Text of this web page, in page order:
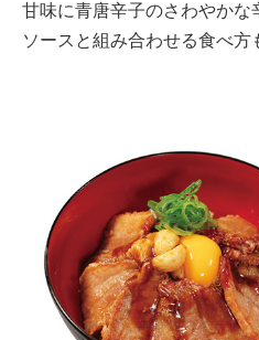
甘味に青唐辛子のさわやかな
ソースと組み合わせる食べ方